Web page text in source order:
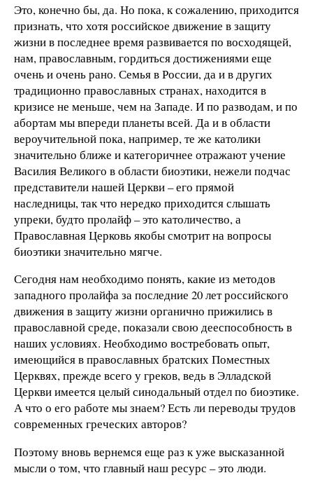
Это, конечно бы, да. Но пока, к сожалению, приходится
признать, что хотя российское движение в защиту
жизни в последнее время развивается по восходящей,
нам, православным, гордиться достижениями еще
очень и очень рано. Семья в России, да и в других
традиционно православных странах, находится в
кризисе не меньше, чем на Западе. И по разводам, и по
абортам мы впереди планеты всей. Да и в области
вероучительной пока, например, те же католики
значительно ближе и категоричнее отражают учение
Василия Великого в области биоэтики, нежели подчас
представители нашей Церкви – его прямой
наследницы, так что нередко приходится слышать
упреки, будто пролайф – это католичество, а
Православная Церковь якобы смотрит на вопросы
биоэтики значительно мягче.
Сегодня нам необходимо понять, какие из методов
западного пролайфа за последние 20 лет российского
движения в защиту жизни органично прижились в
православной среде, показали свою дееспособность в
наших условиях. Необходимо востребовать опыт,
имеющийся в православных братских Поместных
Церквях, прежде всего у греков, ведь в Элладской
Церкви имеется целый синодальный отдел по биоэтике.
А что о его работе мы знаем? Есть ли переводы трудов
современных греческих авторов?
Поэтому вновь вернемся еще раз к уже высказанной
мысли о том, что главный наш ресурс – это люди.